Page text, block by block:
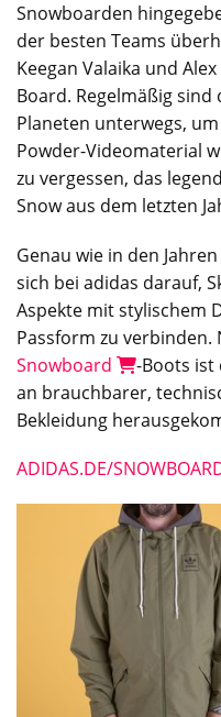
Snowboarden
der besten Teams
Keegan Valaika und
Board. Regelmäßig sind
Planeten unterwegs,
Powder-Videomaterial
zu vergessen, das
Snow aus dem letzten
Genau wie in den
sich bei adidas darauf,
Aspekte mit stylischem
Passform zu
Snowboard
-Boots ist
an brauchbarer,
Bekleidung
ADIDAS.DE/